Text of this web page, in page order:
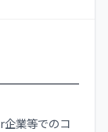
企業等でのコ